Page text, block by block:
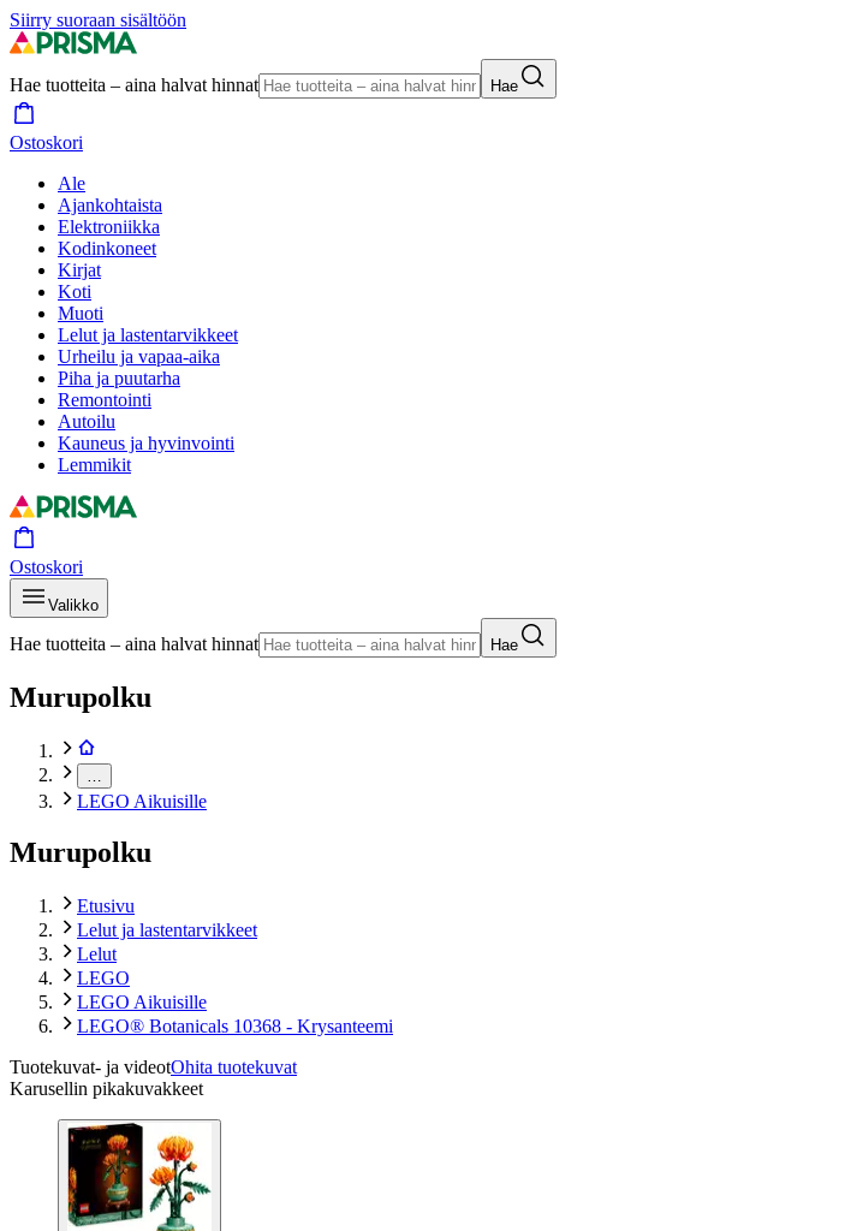
Siirry suoraan sisältöön
Hae tuotteita – aina halvat hinnat Hae
Ostoskori
Ale
Ajankohtaista
Elektroniikka
Kodinkoneet
Kirjat
Koti
Muoti
Lelut ja lastentarvikkeet
Urheilu ja vapaa-aika
Piha ja puutarha
Remontointi
Autoilu
Kauneus ja hyvinvointi
Lemmikit
Ostoskori
Valikko
Hae tuotteita – aina halvat hinnat Hae
Murupolku
LEGO Aikuisille
Murupolku
Etusivu
Lelut ja lastentarvikkeet
Lelut
LEGO
LEGO Aikuisille
LEGO® Botanicals 10368 - Krysanteemi
Tuotekuvat- ja videotOhita tuotekuvat
Karusellin pikakuvakkeet